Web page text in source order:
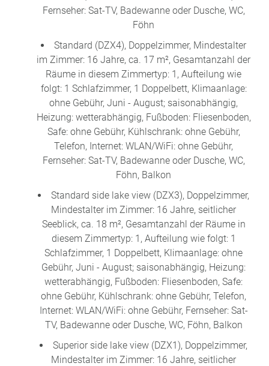
Fernseher: Sat-TV, Badewanne oder Dusche, WC,
Föhn
Standard (DZX4), Doppelzimmer, Mindestalter
im Zimmer: 16 Jahre, ca. 17 m², Gesamtanzahl der
Räume in diesem Zimmertyp: 1, Aufteilung wie
folgt: 1 Schlafzimmer, 1 Doppelbett, Klimaanlage:
ohne Gebühr, Juni - August; saisonabhängig,
Heizung: wetterabhängig, Fußboden: Fliesenboden,
Safe: ohne Gebühr, Kühlschrank: ohne Gebühr,
Telefon, Internet: WLAN/WiFi: ohne Gebühr,
Fernseher: Sat-TV, Badewanne oder Dusche, WC,
Föhn, Balkon
Standard side lake view (DZX3), Doppelzimmer,
Mindestalter im Zimmer: 16 Jahre, seitlicher
Seeblick, ca. 18 m², Gesamtanzahl der Räume in
diesem Zimmertyp: 1, Aufteilung wie folgt: 1
Schlafzimmer, 1 Doppelbett, Klimaanlage: ohne
Gebühr, Juni - August; saisonabhängig, Heizung:
wetterabhängig, Fußboden: Fliesenboden, Safe:
ohne Gebühr, Kühlschrank: ohne Gebühr, Telefon,
Internet: WLAN/WiFi: ohne Gebühr, Fernseher: Sat-
TV, Badewanne oder Dusche, WC, Föhn, Balkon
Superior side lake view (DZX1), Doppelzimmer,
Mindestalter im Zimmer: 16 Jahre, seitlicher